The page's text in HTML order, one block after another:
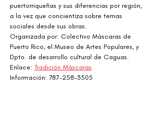
puertorriqueñas y sus diferencias por región,
a la vez que concientiza sobre temas
sociales desde sus obras.
Organizada por: Colectivo Máscaras de
Puerto Rico, el Museo de Artes Populares, y
Dpto. de desarrollo cultural de Caguas.
Enlace: Tradición Máscaras
Información: 787-258-3505